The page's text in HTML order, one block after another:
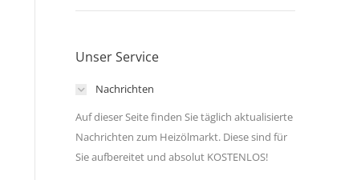
Unser Service
Nachrichten
Auf dieser Seite finden Sie täglich aktualisierte
Nachrichten zum Heizölmarkt. Diese sind für
Sie aufbereitet und absolut KOSTENLOS!